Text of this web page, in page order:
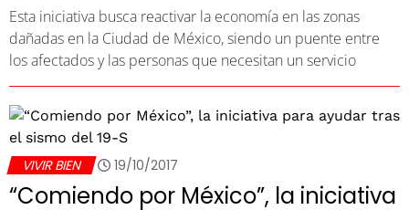
Esta iniciativa busca reactivar la economía en las zonas
dañadas en la Ciudad de México, siendo un puente entre
los afectados y las personas que necesitan un servicio
VIVIR BIEN 19/10/2017
“Comiendo por México”, la iniciativa